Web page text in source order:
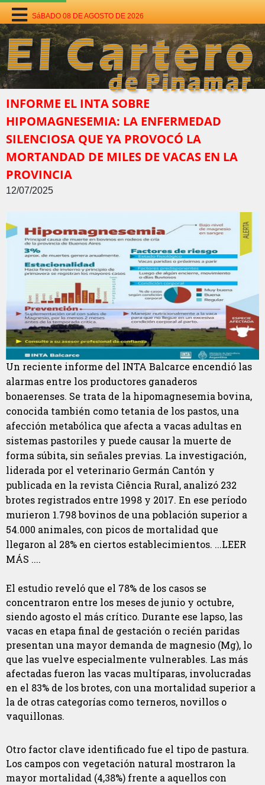
SáBADO 08 DE AGOSTO DE 2026
INFORME EL INTA SOBRE
HIPOMAGNESEMIA: LA ENFERMEDAD
SILENCIOSA QUE YA PROVOCÓ LA
MORTANDAD DE MILES DE VACAS EN LA
PROVINCIA
12/07/2025
Un reciente informe del INTA Balcarce encendió las
alarmas entre los productores ganaderos
bonaerenses. Se trata de la hipomagnesemia bovina,
conocida también como tetania de los pastos, una
afección metabólica que afecta a vacas adultas en
sistemas pastoriles y puede causar la muerte de
forma súbita, sin señales previas. La investigación,
liderada por el veterinario Germán Cantón y
publicada en la revista Ciência Rural, analizó 232
brotes registrados entre 1998 y 2017. En ese período
murieron 1.798 bovinos de una población superior a
54.000 animales, con picos de mortalidad que
llegaron al 28% en ciertos establecimientos. ...LEER
MÁS ....
El estudio reveló que el 78% de los casos se
concentraron entre los meses de junio y octubre,
siendo agosto el más crítico. Durante ese lapso, las
vacas en etapa final de gestación o recién paridas
presentan una mayor demanda de magnesio (Mg), lo
que las vuelve especialmente vulnerables. Las más
afectadas fueron las vacas multíparas, involucradas
en el 83% de los brotes, con una mortalidad superior a
la de otras categorías como terneros, novillos o
vaquillonas.
Otro factor clave identificado fue el tipo de pastura.
Los campos con vegetación natural mostraron la
mayor mortalidad (4,38%) frente a aquellos con